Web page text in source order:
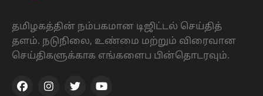
தமிழகத்தின் நம்பகமான டிஜிட்டல் செய்தித்
தளம். நடுநிலை, உண்மை மற்றும் விரைவான
செய்திகளுக்காக எங்களைப பின்தொடரவும்.